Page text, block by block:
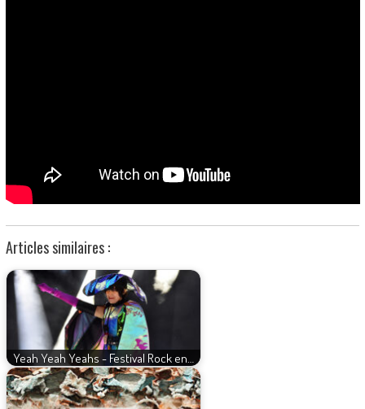
Articles similaires :
Yeah Yeah Yeahs - Festival Rock en…